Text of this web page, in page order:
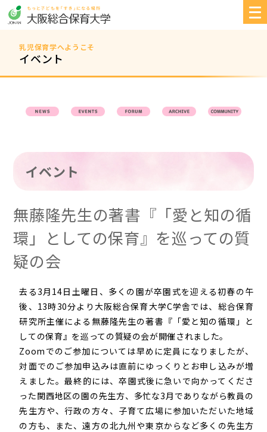
乳児保育学へようこそ
イベント
イベント
無藤隆先生の著書『「愛と知の循
環」としての保育』を巡っての質
疑の会
去る3月14日土曜日、多くの園が卒園式を迎える初春の午
後、13時30分より大阪総合保育大学C学舎では、総合保育
研究所主催による無藤隆先生の著書『「愛と知の循環」と
しての保育』を巡っての質疑の会が開催されました。
Zoomでのご参加については早めに定員になりましたが、
対面でのご参加申込みは直前にゆっくりとお申し込みが増
えました。最終的には、卒園式後に急いで向かってくださ
った関西地区の園の先生方、多忙な3月でありながら教員の
先生方や、行政の方々、子育て広場に参加いただいた地域
の方も、また、遠方の北九州や東京からなど多くの先生方